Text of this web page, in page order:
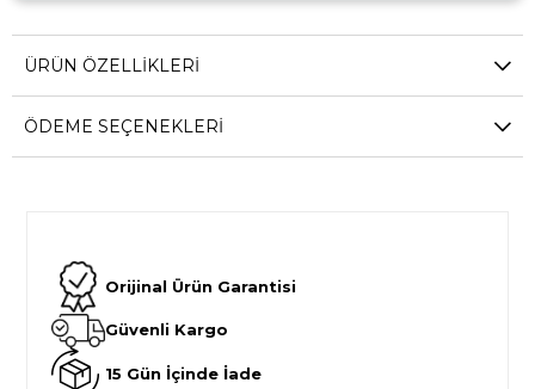
ÜRÜN ÖZELLIKLERI
ÖDEME SEÇENEKLERI
Orijinal Ürün Garantisi
Güvenli Kargo
15 Gün İçinde İade